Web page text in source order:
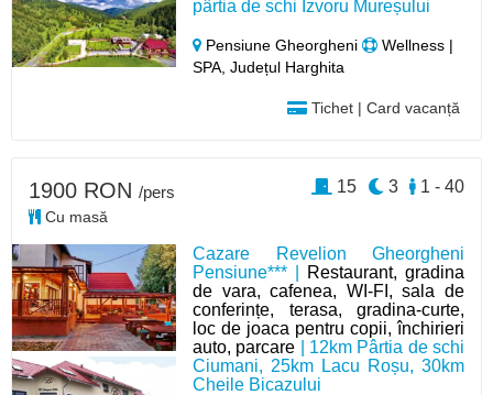
pârtia de schi Izvoru Mureșului
Pensiune Gheorgheni
Wellness |
SPA, Județul Harghita
Tichet | Card vacanță
Cazare Revelion Gheorgheni
Pensiune*** |
Restaurant, gradina
de vara, cafenea, WI-FI, sala de
conferințe, terasa, gradina-curte,
loc de joaca pentru copii, închirieri
auto, parcare | 12km Pârtia de schi
Ciumani, 25km Lacu Roșu, 30km
Cheile Bicazului
1900 RON /pers
Cu masă
1 - 40
3
15